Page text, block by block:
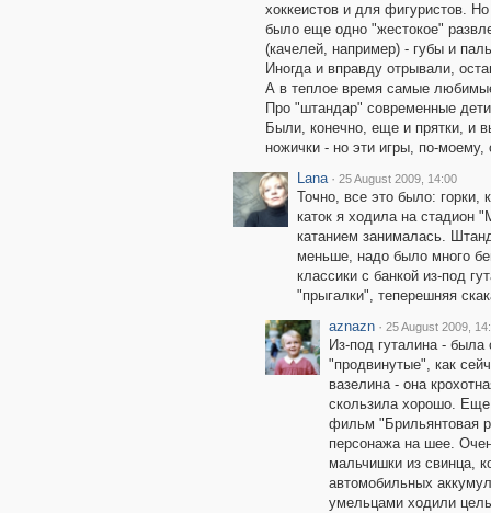
хоккеистов и для фигуристов.
было еще одно "жестокое"
(качелей, например) - губы и
Иногда и вправду отрывали,
А в теплое время самые
Про "штандар" современные
Были, конечно, еще и прятки, и
ножички - но эти игры, по-моему,
Lana · 25 August 2009, 14:00
Точно, все это было: горки,
каток я ходила на стадион
катанием занималась.
меньше, надо было много
классики с банкой из-под
"прыгалки", теперешняя
aznazn · 25 August 2009,
Из-под гуталина -
"продвинутые", как
вазелина - она
скользила хорошо.
фильм "Брильянтовая
персонажа на шее.
мальчишки из свинца,
автомобильных
умельцами ходили